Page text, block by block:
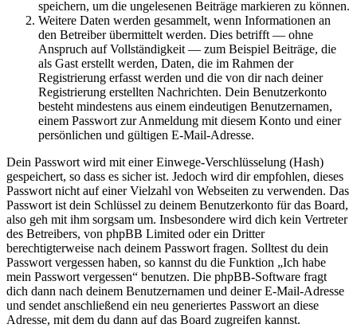
speichern, um die ungelesenen Beiträge markieren zu können.
Weitere Daten werden gesammelt, wenn Informationen an
den Betreiber übermittelt werden. Dies betrifft — ohne
Anspruch auf Vollständigkeit — zum Beispiel Beiträge, die
als Gast erstellt werden, Daten, die im Rahmen der
Registrierung erfasst werden und die von dir nach deiner
Registrierung erstellten Nachrichten. Dein Benutzerkonto
besteht mindestens aus einem eindeutigen Benutzernamen,
einem Passwort zur Anmeldung mit diesem Konto und einer
persönlichen und gültigen E-Mail-Adresse.
Dein Passwort wird mit einer Einwege-Verschlüsselung (Hash)
gespeichert, so dass es sicher ist. Jedoch wird dir empfohlen, dieses
Passwort nicht auf einer Vielzahl von Webseiten zu verwenden. Das
Passwort ist dein Schlüssel zu deinem Benutzerkonto für das Board,
also geh mit ihm sorgsam um. Insbesondere wird dich kein Vertreter
des Betreibers, von phpBB Limited oder ein Dritter
berechtigterweise nach deinem Passwort fragen. Solltest du dein
Passwort vergessen haben, so kannst du die Funktion „Ich habe
mein Passwort vergessen“ benutzen. Die phpBB-Software fragt
dich dann nach deinem Benutzernamen und deiner E-Mail-Adresse
und sendet anschließend ein neu generiertes Passwort an diese
Adresse, mit dem du dann auf das Board zugreifen kannst.